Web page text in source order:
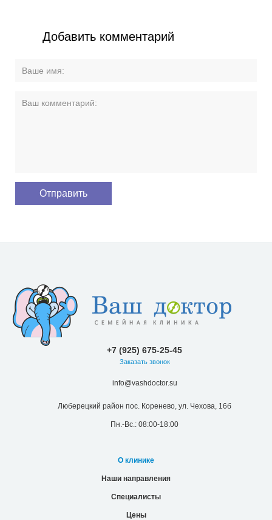
Добавить комментарий
+7 (925) 675-25-45
Заказать звонок
info@vashdoctor.su
Люберецкий район пос. Коренево, ул. Чехова, 16б
Пн.-Вс.: 08:00-18:00
О клинике
Наши направления
Специалисты
Цены